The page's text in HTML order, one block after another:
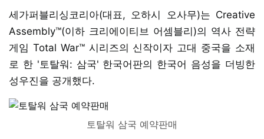
세가퍼블리싱코리아(대표, 오하시 오사무)는 Creative
Assembly™(이하 크리에이티브 어셈블리)의 역사 전략
게임 Total War™ 시리즈의 신작이자 고대 중국을 소재
로 한 '토탈워: 삼국' 한국어판의 한국어 음성을 더빙한
성우진을 공개했다.
토탈워 삼국 예약판매